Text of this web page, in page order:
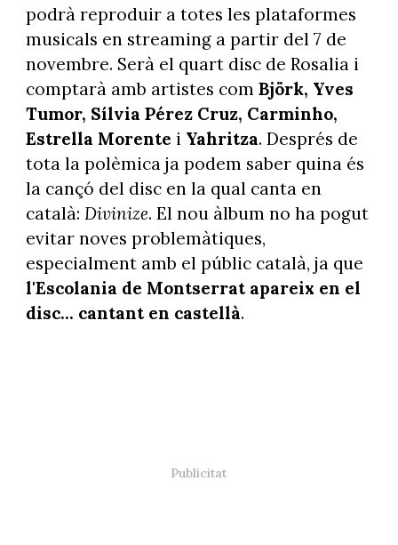
podrà reproduir a totes les plataformes
musicals en streaming a partir del 7 de
novembre. Serà el quart disc de Rosalia i
comptarà amb artistes com Björk, Yves
Tumor, Sílvia Pérez Cruz, Carminho,
Estrella Morente iYahritza. Després de
tota la polèmica ja podem saber quina és
la cançó del disc en la qual canta en
català: Divinize. El nou àlbum no ha pogut
evitar noves problemàtiques,
especialment amb el públic català, ja que
l'Escolania de Montserrat apareix en el
disc... cantant en castellà.